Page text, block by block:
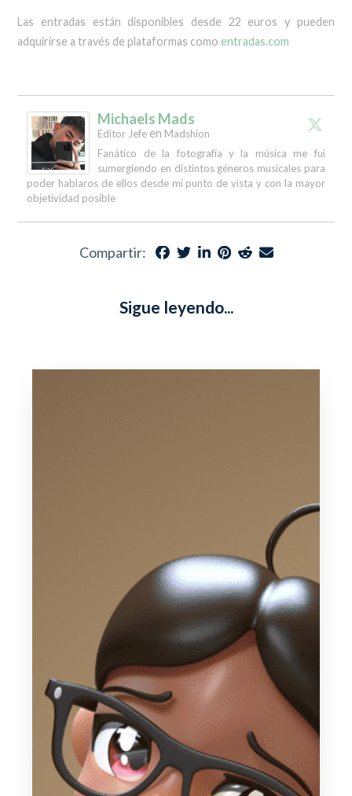
Las entradas están disponibles desde 22 euros y pueden
adquirirse a través de plataformas como entradas.com
Michaels Mads
Editor Jefe en Madshion
Fanático de la fotografía y la música me fui
sumergiendo en distintos géneros musicales para
poder hablaros de ellos desde mi punto de vista y con la mayor
objetividad posible
Compartir:
Sigue leyendo...